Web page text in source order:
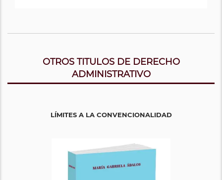
OTROS TITULOS DE DERECHO
ADMINISTRATIVO
LÍMITES A LA CONVENCIONALIDAD